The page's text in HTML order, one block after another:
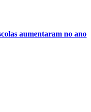
aumentaram no ano